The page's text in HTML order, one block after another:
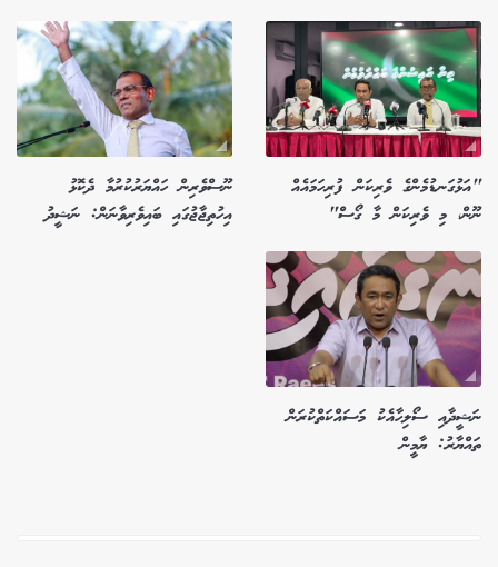
"އަޅުގަނޑުމެންގެ ވެރިކަން ފުރިހަމައެއް
ނޫން، މި ވެރިކަން މާ ގޯސް"
ނޫސްވެރިން ހައްޔަރުކުރުމާ ދެކޮޅު
އިހުތިޖާޖުގައި ބައިވެރިވާނަން: ނަޝީދު
ނަޝީދާއި ސޯލިހާއެކު މަސައްކަތްކުރަން
ތައްޔާރު: ޔާމީން